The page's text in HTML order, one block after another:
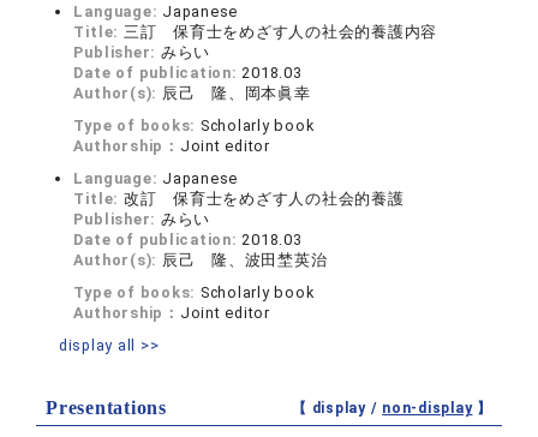
Language: Japanese
Title: 三訂 保育士をめざす人の社会的養護内容
Publisher: みらい
Date of publication: 2018.03
Author(s): 辰己 隆、岡本眞幸
Type of books: Scholarly book
Authorship： Joint editor
Language: Japanese
Title: 改訂 保育士をめざす人の社会的養護
Publisher: みらい
Date of publication: 2018.03
Author(s): 辰己 隆、波田埜英治
Type of books: Scholarly book
Authorship： Joint editor
display all >>
Presentations 【 display / non-display】